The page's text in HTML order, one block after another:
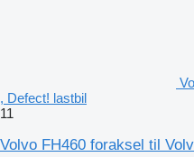
, Defect! lastbil
11
Volvo FH460 foraksel til